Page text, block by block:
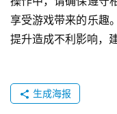
享受游戏带来的乐趣
提升造成不利影响，
生成海报